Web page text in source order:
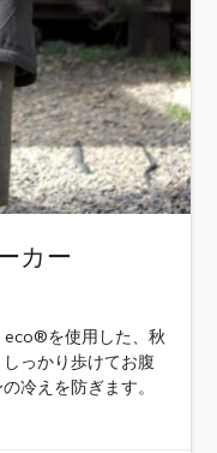
カー
を使用した、秋
っかり歩けてお腹
冷えを防ぎます。